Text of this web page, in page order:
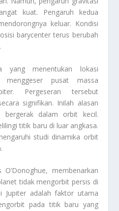
kuat. Pengaruh kedua
keluar. Kondisi
barycenter terus berubah
yang menentukan lokasi
pusat massa
Pergeseran tersebut
signifikan. Inilah alasan
bergerak dalam orbit kecil.
titik baru di luar angkasa.
studi dinamika orbit
membenarkan
tidak mengorbit persis di
Jupiter adalah faktor utama
pada titik baru yang